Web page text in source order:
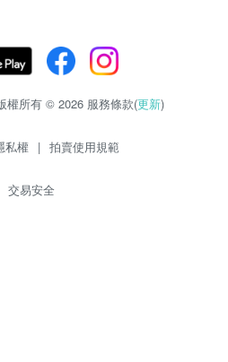
權所有 © 2026 服務條款(更新)
私權 | 拍賣使用規範
交易安全